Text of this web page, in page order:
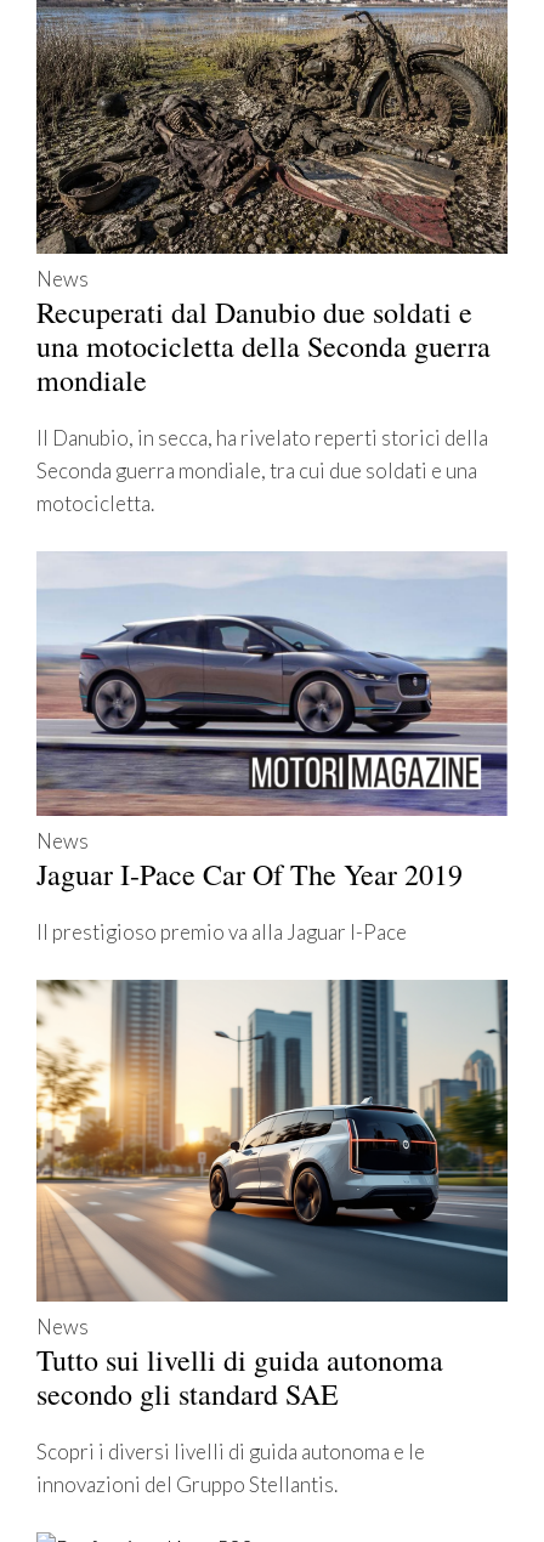
News
Recuperati dal Danubio due soldati e
una motocicletta della Seconda guerra
mondiale
Il Danubio, in secca, ha rivelato reperti storici della
Seconda guerra mondiale, tra cui due soldati e una
motocicletta.
News
Jaguar I-Pace Car Of The Year 2019
Il prestigioso premio va alla Jaguar I-Pace
News
Tutto sui livelli di guida autonoma
secondo gli standard SAE
Scopri i diversi livelli di guida autonoma e le
innovazioni del Gruppo Stellantis.